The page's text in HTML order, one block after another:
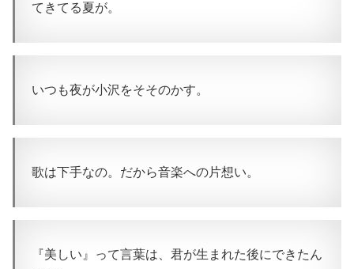
てきてる夏が。
いつも夜が小沢をそそのかす。
歌は下手なの。だから音楽への片想い。
『美しい』って言葉は、君が生まれた後にできたん